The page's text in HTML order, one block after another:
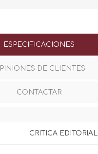
ESPECIFICACIONES
DE CLIENTES
CONTACTAR
CRITICA EDITORIAL